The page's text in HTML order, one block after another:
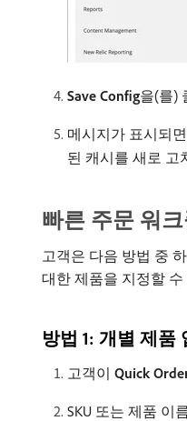
Save Config을(를)
메시지가 표시되면
된 캐시를 새로 고
빠른 주문 워
고객은 다음 방법 중
대한 제품을 지정할 수
방법 1: 개별 제품
고객이 Quick
SKU 또는 제품 이